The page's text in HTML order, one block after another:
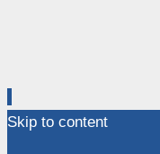
Skip to content